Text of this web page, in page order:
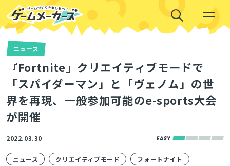
ニュース
『Fortnite』クリエイティブモードで
「スパイダーマン」と「ヴェノム」の世
界を再現、一般参加可能のe-sports大会
が開催
2022.03.30
ニュース クリエイティブモード フォートナイト